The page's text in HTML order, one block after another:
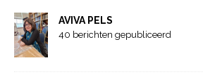
AVIVA PELS
40 berichten gepubliceerd